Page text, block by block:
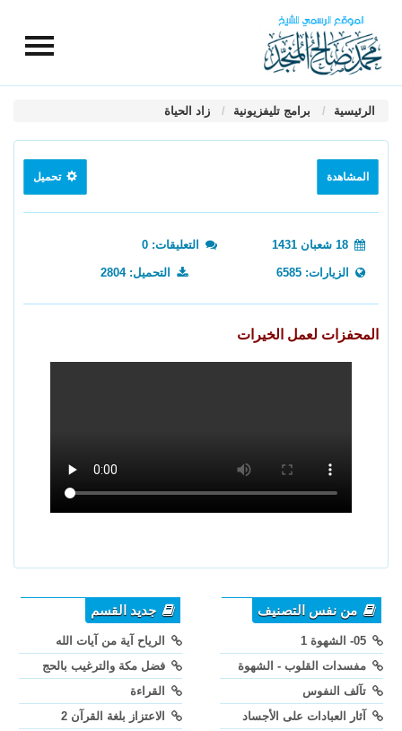
الرئيسية برامج تليفزيونية زاد الحياة
المشاهدة تحميل
التعليقات: 0
الزيارات: 6585 التحميل: 2804
المحفزات لعمل الخيرات
من نفس التصنيف
مفسدات القلوب - الشهوة
تآلف النفوس
آثار العبادات على الأجساد
جديد القسم
الرياح آية من آيات الله
فضل مكة والترغيب بالحج
القراءة
الاعتزاز بلغة القرآن 2